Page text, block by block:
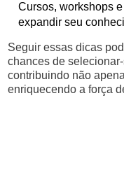
Cursos, workshops
expandir seu
Seguir essas dicas
chances de
contribuindo não
enriquecendo a força